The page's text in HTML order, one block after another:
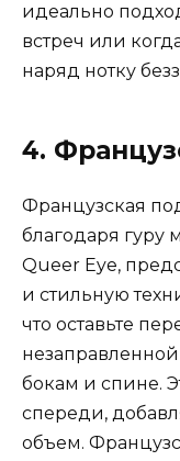
идеально
встреч или
наряд нотку
4.
Французская
благодаря гуру
Queer Eye,
и стильную
что оставьте
незаправленной
бокам и спине.
спереди,
объем.